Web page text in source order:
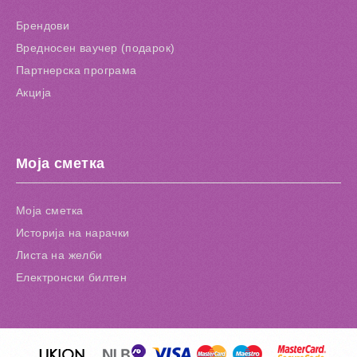
Брендови
Вредносен ваучер (подарок)
Партнерска програма
Акција
Моја сметка
Моја сметка
Историја на нарачки
Листа на желби
Електронски билтен